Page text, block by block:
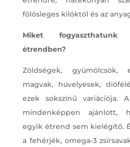
fölösleges kilóktól és az
Miket fogyaszthatunk
étrendben?
Zöldségek, gyümölcsök,
magvak, hüvelyesek,
ezek sokszínű variációja.
mindenképpen ajánlott,
egyik étrend sem kielégítő.
a fehérjék, omega-3